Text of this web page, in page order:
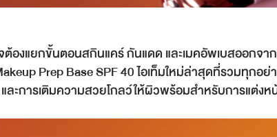
องแยกขั้นตอนสกินแคร์ กันแดด และเมคอัพเบสออกจา
Prep Base SPF 40 ไอเท็มใหม่ล่าสุดที่รวมทุกอ
ละการเติมความสวยโกลว์ให้ผิวพร้อมสำหรับการแต่งห